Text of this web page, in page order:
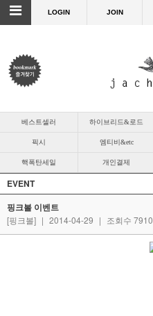
LOGIN JOIN
베스트셀러 하이브리드&로드
픽시 엠티비&etc
핵폭탄세일 개인결제
EVENT
핑크볼 이벤트
[핑크볼] | 2014-04-29 | 조회수 7910